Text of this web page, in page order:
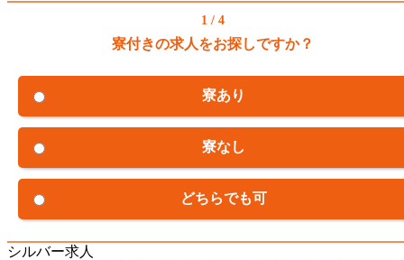
1 / 4
寮付きの求人をお探しですか？
寮あり
寮なし
どちらでも可
シルバー求人